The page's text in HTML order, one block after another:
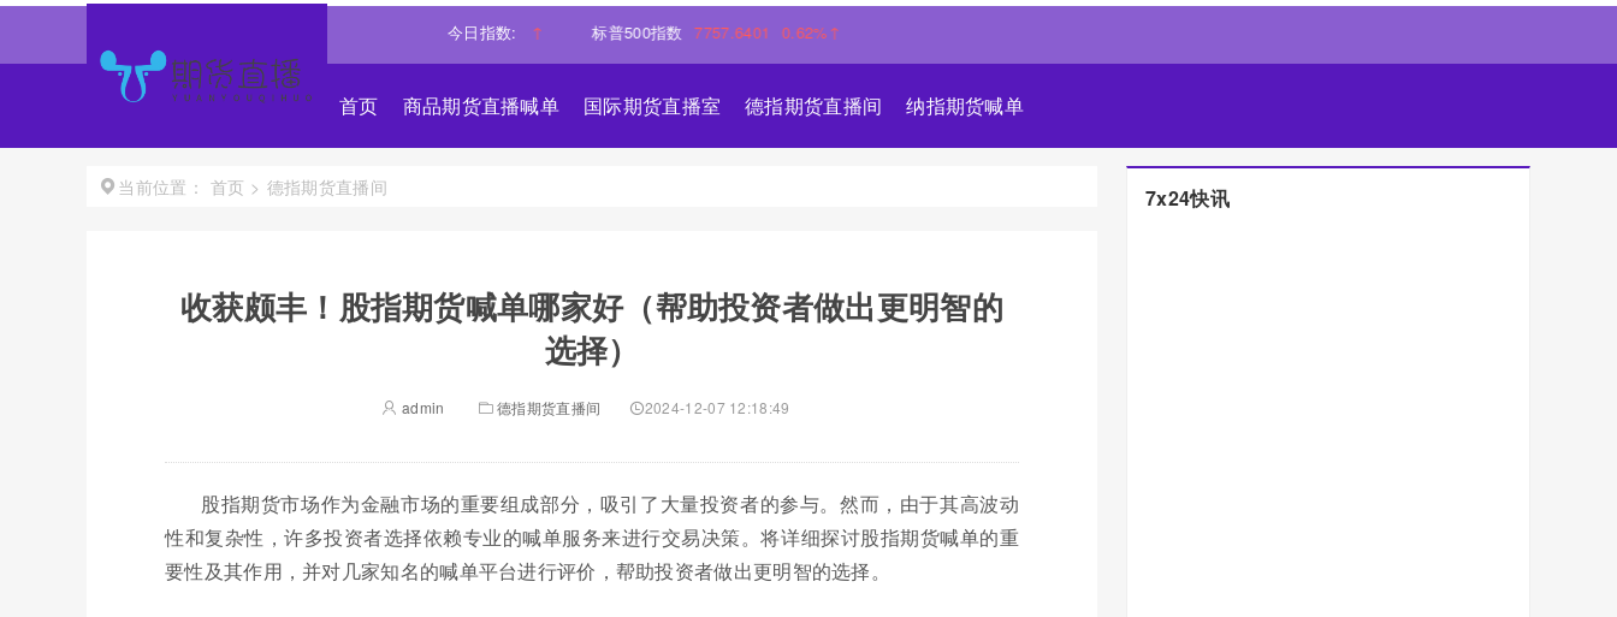
今日指数:
1.30%↑ 标普500指数 7757.6401 0.62%↑
首页 商品期货直播喊单 国际期货直播室 德指期货直播间 纳指期货喊单
当前位置： 首页 > 德指期货直播间
收获颇丰！股指期货喊单哪家好（帮助投资者做出更明智的
选择）
admin 德指期货直播间 2024-12-07 12:18:49
股指期货市场作为金融市场的重要组成部分，吸引了大量投资者的参与。然而，由于其高波动
性和复杂性，许多投资者选择依赖专业的喊单服务来进行交易决策。将详细探讨股指期货喊单的重
要性及其作用，并对几家知名的喊单平台进行评价，帮助投资者做出更明智的选择。
7x24快讯